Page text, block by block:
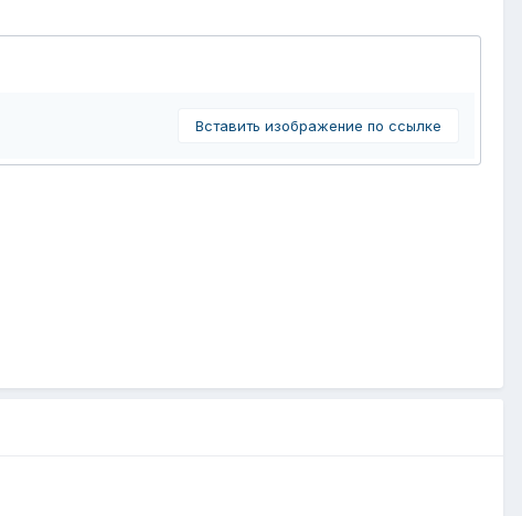
Вставить изображение по ссылке